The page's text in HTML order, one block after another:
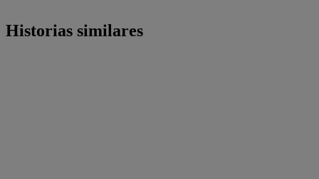
Historias similares